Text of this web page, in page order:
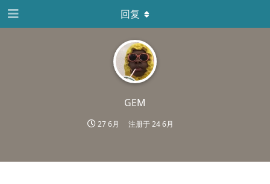
GEM
27 6月 注册于24 6月
回复